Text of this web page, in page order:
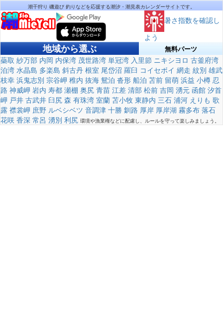
潮干狩り 磯遊び 釣りなどを応援する潮汐・潮見表カレンダーサイトです。
暑さ指数を確認し
よう
地域から選ぶ 無料パーツ
蘂取 紗万部 内岡 内保湾 茂世路湾 単冠湾 入里節 ニキシヨロ 古釜府湾
泊湾 水晶島 多楽島 斜古丹 根室 尾岱沼 羅臼 コイセボイ 網走 紋別 雄武
枝幸 浜鬼志別 宗谷岬 稚内 抜海 鴛泊 沓形 船泊 苫前 留萌 浜益 小樽 忍
路 神威岬 岩内 寿都 瀬棚 奥尻 青苗 江差 清部 松前 吉岡 湧元 函館 汐首
岬 戸井 古武井 臼尻 森 有珠湾 室蘭 苫小牧 東静内 三石 浦河 えりも 歌
露 襟裳岬 庶野 ルベシベツ 音調津 十勝 釧路 厚岸 厚岸湖 霧多布 落石
花咲 香深 常呂 湧別 利尻 環境や漁業権などに配慮し、ルールを守って楽しみましょう。